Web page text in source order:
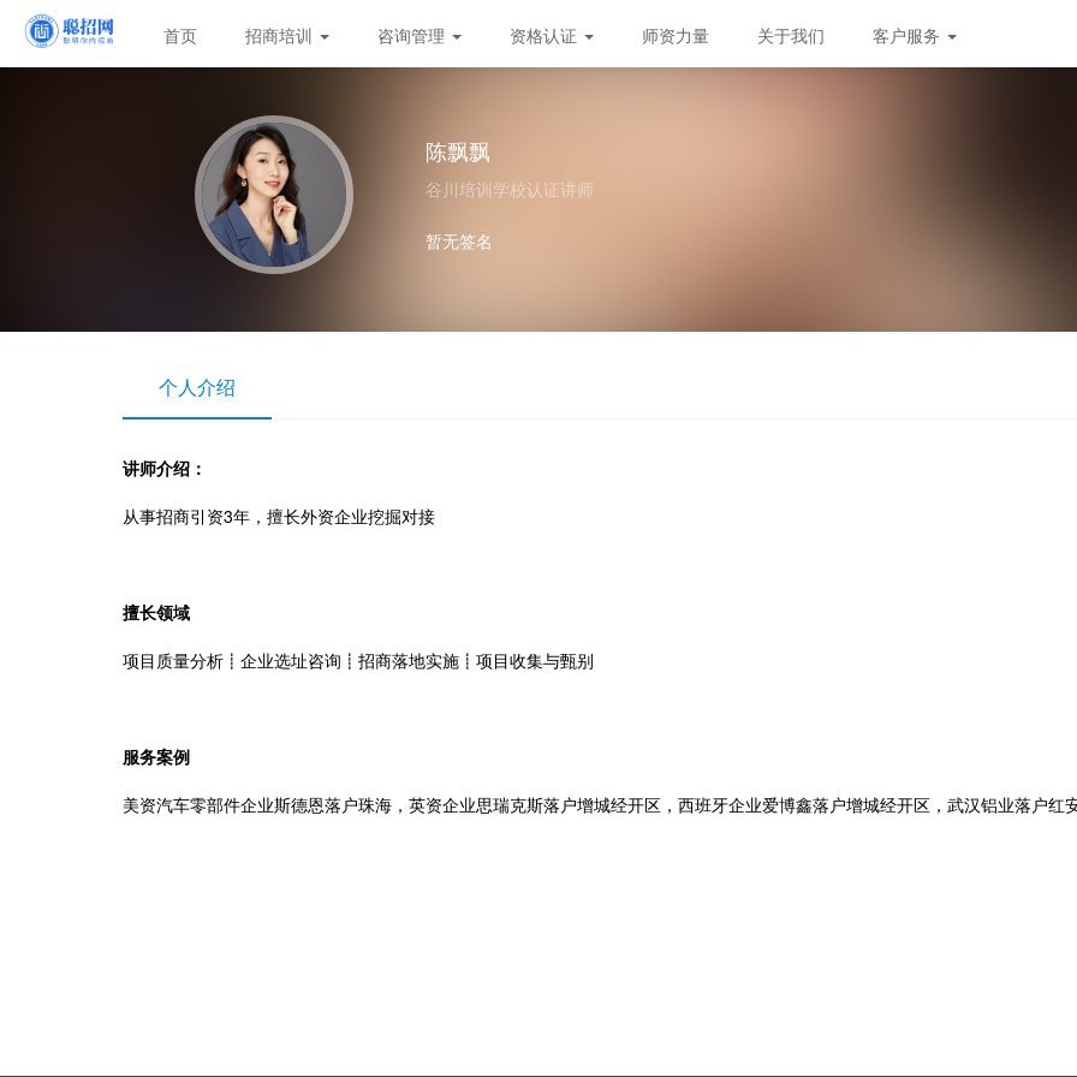
首页 招商培训 咨询管理 资格认证 师资力量 关于我们 客户服务
陈飘飘
谷川培训学校认证讲师
暂无签名
个人介绍
讲师介绍：
从事招商引资3年，擅长外资企业挖掘对接
擅长领域
项目质量分析┋企业选址咨询┋招商落地实施┋项目收集与甄别
服务案例
美资汽车零部件企业斯德恩落户珠海，英资企业思瑞克斯落户增城经开区，西班牙企业爱博鑫落户增城经开区，武汉铝业落户红